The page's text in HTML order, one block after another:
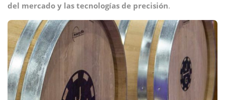
del mercado y las tecnologías de precisión.